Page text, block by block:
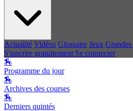
Actualité Vidéos Glossaire Jeux
S'inscrire gratuitement Se connecter
🏇
Programme du jour
🏇
Archives des courses
🏇
Derniers quintés